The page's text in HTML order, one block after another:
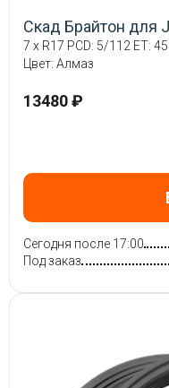
Скад Брайтон для
7 x R17 PCD: 5/112 ET: 45
Цвет: Алмаз
13480 ₽
Сегодня после 17:00
Под заказ